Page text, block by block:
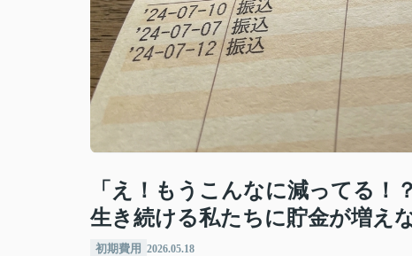
「え！もうこんなに減ってる！
生き続ける私たちに貯金が増え
初期費用 2026.05.18